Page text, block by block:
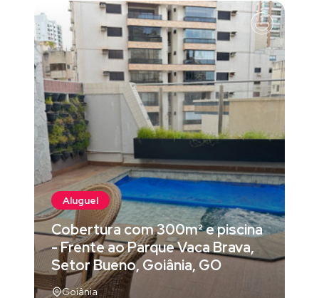
Aluguel
Cobertura com 300m² e piscina
- Frente ao Parque Vaca Brava,
Setor Bueno, Goiânia, GO
Goiânia